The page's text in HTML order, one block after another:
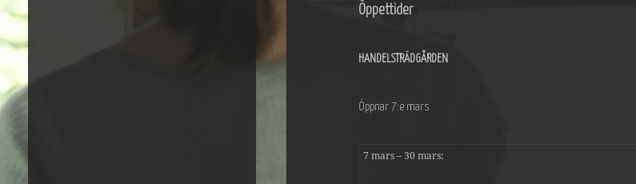
Öppettider
HANDELSTRÄDGÅRDEN
Öppnar 7:e mars
7 mars – 30 mars: